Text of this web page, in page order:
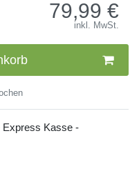
79,99 €
inkl. MwSt.
Express Kasse -